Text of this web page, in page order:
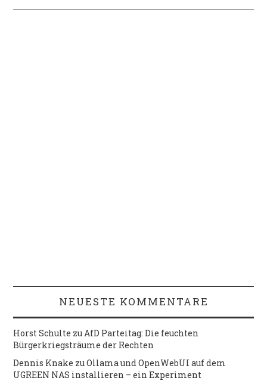
NEUESTE KOMMENTARE
Horst Schulte zu AfD Parteitag: Die feuchten
Bürgerkriegsträume der Rechten
Dennis Knake zuOllama und OpenWebUI auf dem
UGREEN NAS installieren – ein Experiment